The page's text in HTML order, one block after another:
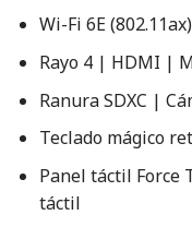
Wi-Fi 6E
Rayo 4 | HDMI |
Ranura SDXC |
Teclado mágico
Panel táctil Force
táctil